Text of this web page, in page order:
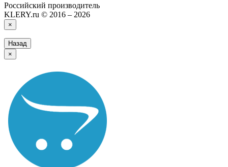
Российский производитель
KLERY.ru © 2016 – 2026
×
Назад
×